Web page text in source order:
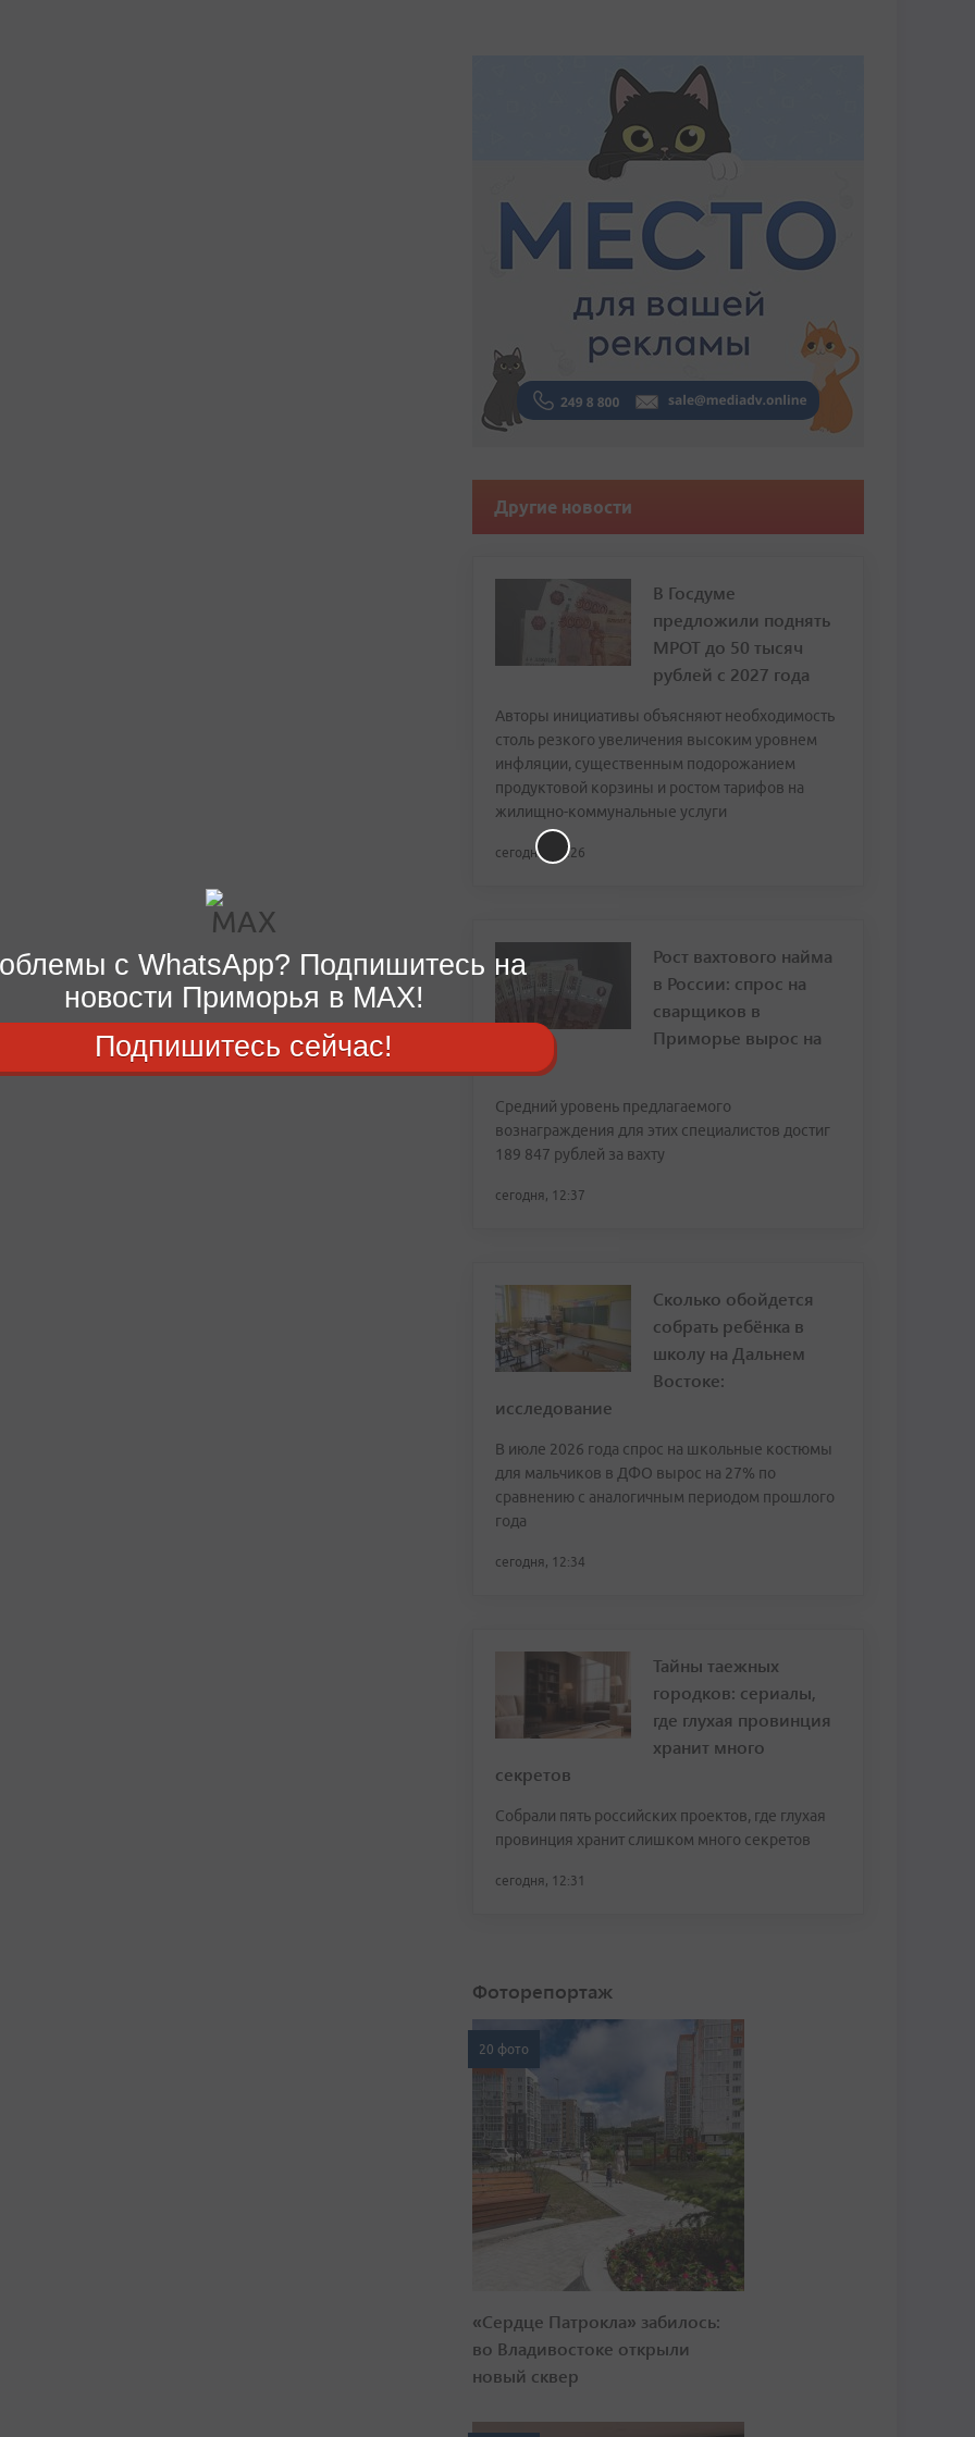
Другие новости
В Госдуме
предложили поднять
МРОТ до 50 тысяч
рублей с 2027 года
Авторы инициативы объясняют необходимость
столь резкого увеличения высоким уровнем
инфляции, существенным подорожанием
продуктовой корзины и ростом тарифов на
жилищно-коммунальные услуги
сегодня, 13:26
Рост вахтового найма
в России: спрос на
сварщиков в
Приморье вырос на
Средний уровень предлагаемого
вознаграждения для этих специалистов достиг
189 847 рублей за вахту
сегодня, 12:37
Сколько обойдется
собрать ребёнка в
школу на Дальнем
Востоке:
исследование
В июле 2026 года спрос на школьные костюмы
для мальчиков в ДФО вырос на 27% по
сравнению с аналогичным периодом прошлого
года
сегодня, 12:34
Тайны таежных
городков: сериалы,
где глухая провинция
хранит много
секретов
Собрали пять российских проектов, где глухая
провинция хранит слишком много секретов
сегодня, 12:31
Фоторепортаж
20 фото
«Сердце Патрокла» забилось:
во Владивостоке открыли
новый сквер
с WhatsApp? Подпишитесь на
новости Приморья в MAX!
Подпишитесь сейчас!